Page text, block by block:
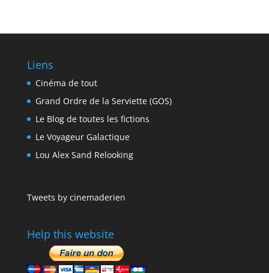
Liens
Cinéma de tout
Grand Ordre de la Serviette (GOS)
Le Blog de toutes les fictions
Le Voyageur Galactique
Lou Alex Sand Relooking
Tweets by cinemaderien
Help this website